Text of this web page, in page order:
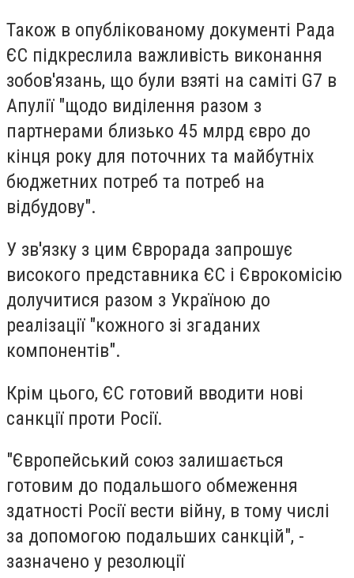
Також в опублікованому документі Рада
ЄС підкреслила важливість виконання
зобов'язань, що були взяті на саміті G7 в
Апулії "щодо виділення разом з
партнерами близько 45 млрд євро до
кінця року для поточних та майбутніх
бюджетних потреб та потреб на
відбудову".
У зв'язку з цим Єврорада запрошує
високого представника ЄС і Єврокомісію
долучитися разом з Україною до
реалізації "кожного зі згаданих
компонентів".
Крім цього, ЄС готовий вводити нові
санкції проти Росії.
"Європейський союз залишається
готовим до подальшого обмеження
здатності Росії вести війну, в тому числі
за допомогою подальших санкцій", -
зазначено у резолюції